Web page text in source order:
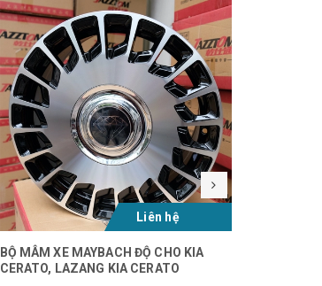
Liên hệ
BỘ MÂM XE MAYBACH ĐỘ CHO KIA
CERATO, LAZANG KIA CERATO